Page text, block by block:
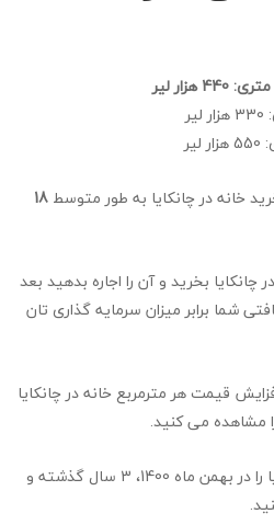
خانه در چانکایا به طور متوسط 18
چانکایا بخرید و آن را اجاره بدهید بعد
شما برابر میزان سرمایه گذاری تان
قیمت هر مترمربع خانه در چانکایا
میزان رشد قیمت خانه در چانکایا را در بهمن ماه 1400، 3 سال گذشته و